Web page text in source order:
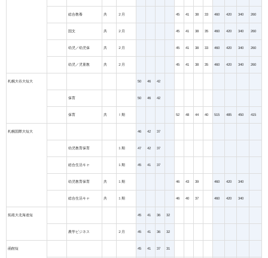
総合教養 共 ２月 45 41 38 33 460 420 340 260
国文 共 ２月 45 41 38 35 460 420 340 260
幼児／幼児保 共 ２月 45 41 38 33 460 420 340 260
幼児／児童教 共 ２月 45 41 38 35 460 420 340 260
札幌大谷大短大 50 46 42
保育 50 46 42
保育 共 Ⅰ期 52 48 44 40 515 485 450 415
札幌国際大短大 46 42 37
幼児教育保育 １期 47 42 37
総合生活キャ １期 45 41 37
幼児教育保育 共 １期 46 43 39 460 420 340
総合生活キャ 共 １期 46 40 37 460 420 340
拓殖大北海道短 45 41 36 32
農学ビジネス ２月 45 41 36 32
函館短 45 41 37 31